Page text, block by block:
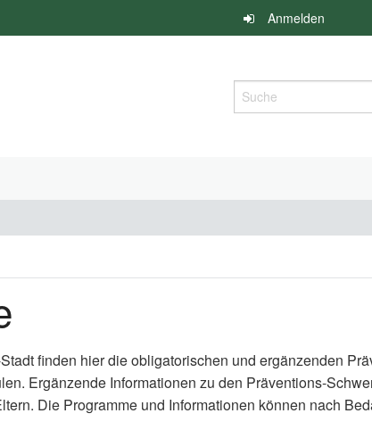
Anmelden
Suche
finden hier die obligatorischen und ergänzenden
Ergänzende Informationen zu den Präventions-
Die Programme und Informationen können nach